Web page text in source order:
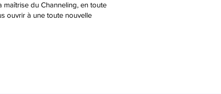
du Channeling, en toute
ouvrir à une toute nouvelle